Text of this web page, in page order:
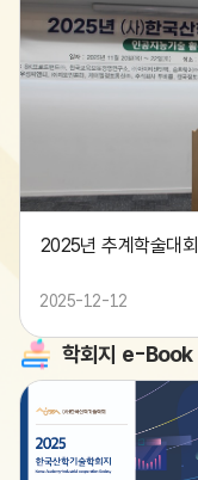
2025년 추계학술대회
2025-12-12
학회지 e-Book